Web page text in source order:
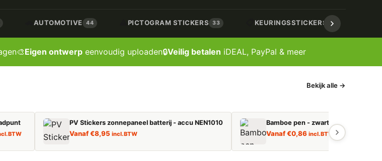
AUTOMOTIVE 44 PICTOGRAM STICKERS 33 KEURINGSSTICKERS 17
🎨Eigen ontwerpeenvoudig uploaden🔒Veilig betalen iDEAL, PayPal & meer
Bekijk alle →
BTW
PV Stickers zonnepaneel batterij - accu NEN1010
Vanaf€8,95 incl. BTW
Bamboe pen - zwart schrijvend
Vanaf€0,86 incl. BTW